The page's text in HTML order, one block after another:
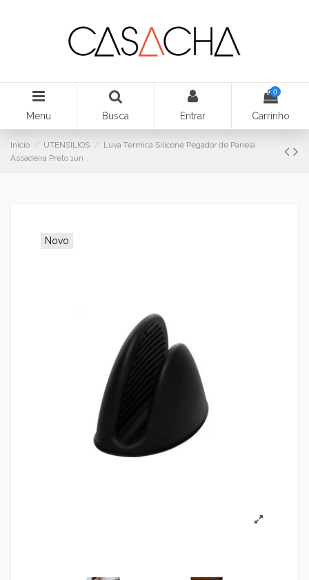
Menu Busca Entrar
0
Carrinho
Início UTENSILIOS
Luva Termica Silicone Pegador de Panela
Assadeira Preto 1un
Novo